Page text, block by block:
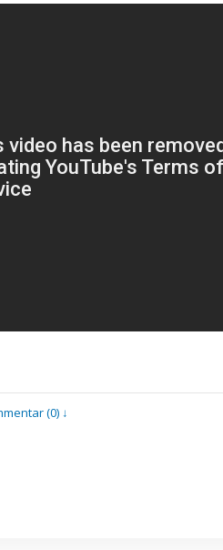
(0) ↓